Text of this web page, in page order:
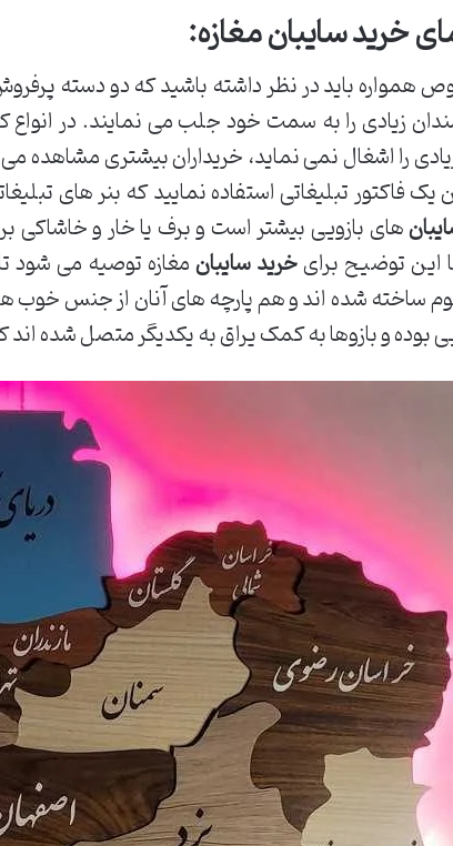
خرید سایبان مغازه:
همواره باید در نظر داشته باشید که دو دسته
زیادی را به سمت خود جلب می نمایند. در انواع
را اشغال نمی نماید، خریداران بیشتری مشاهده
یک فاکتور تبلیغاتی استفاده نمایید که بنر های
های بازویی بیشتر است و برف یا خار و خاشاکی
این توضیح برایخرید سایبانمغازه توصیه می شود
ساخته شده اند و هم پارچه های آنان از جنس
بوده و بازوها به کمک یراق به یکدیگر متصل شده